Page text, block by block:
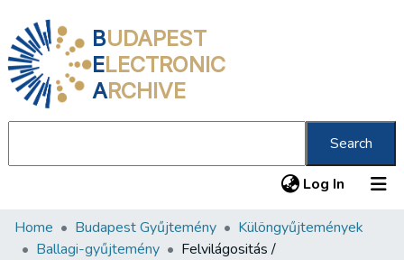
BUDAPEST
ELECTRONIC
ARCHIVE
Search
Log In (current)
Communities & Collections
Home Budapest Gyűjtemény
Különgyűjtemények
Ballagi-gyűjtemény
Felvilágositás /